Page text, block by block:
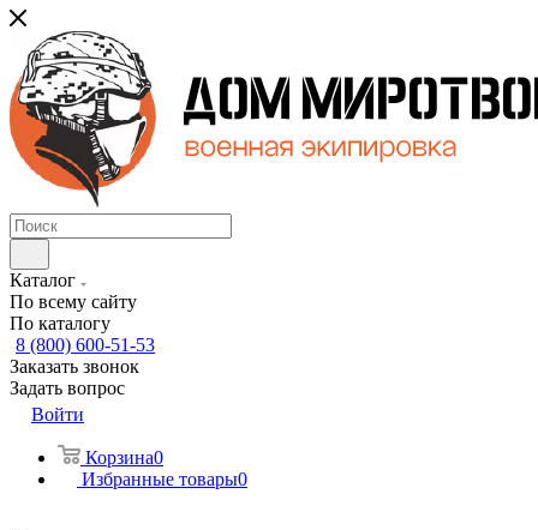
Каталог
По всему сайту
По каталогу
8 (800) 600-51-53
Заказать звонок
Задать вопрос
Войти
Корзина0
Избранные товары0